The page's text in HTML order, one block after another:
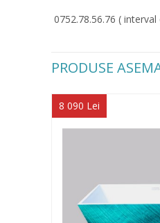
0752.78.56.76 (
PRODUSE
8 090 Lei